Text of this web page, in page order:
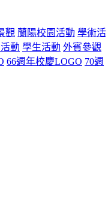
觀 蘭陽校園活動 學術活
動 學生活動 外賓參觀
66週年校慶LOGO 70週